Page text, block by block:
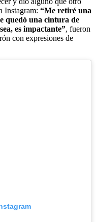
Instagram: “Me retiré una
quedó una cintura de
es impactante”, fueron
con expresiones de